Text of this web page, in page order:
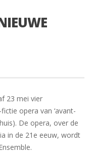
23 mei vier
opera van ‘avant-
De opera, over de
in de 21e eeuw, wordt